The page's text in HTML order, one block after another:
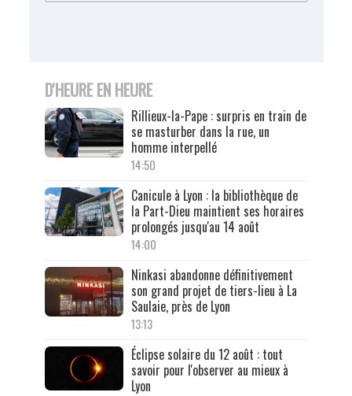
D'HEURE EN HEURE
Rillieux-la-Pape : surpris en train de
se masturber dans la rue, un
homme interpellé
14:50
Canicule à Lyon : la bibliothèque de
la Part-Dieu maintient ses horaires
prolongés jusqu'au 14 août
14:00
Ninkasi abandonne définitivement
son grand projet de tiers-lieu à La
Saulaie, près de Lyon
13:13
Éclipse solaire du 12 août : tout
savoir pour l'observer au mieux à
Lyon